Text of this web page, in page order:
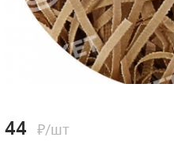
44 ₽/шт